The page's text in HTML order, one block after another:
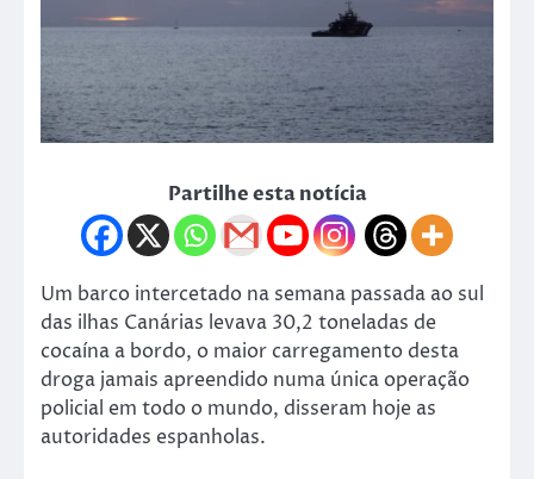
Partilhe esta notícia
Um barco intercetado na semana passada ao sul
das ilhas Canárias levava 30,2 toneladas de
cocaína a bordo, o maior carregamento desta
droga jamais apreendido numa única operação
policial em todo o mundo, disseram hoje as
autoridades espanholas.